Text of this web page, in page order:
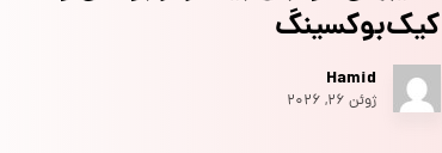
کیک‌بوکسینگ
Hamid
ژوئن ۲۶, ۲۰۲۶